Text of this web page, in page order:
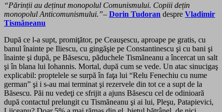
“Părinții au deținut monopolul Comunismului. Copiii dețin
monopolul Anticomunismului.”– Dorin Tudoran despre Vladimir
Tismăneanu
După ce l-a supt, promiţător, pe Ceauşescu, aproape pe gratis, cu
banul înainte pe Iliescu, cu gingăşie pe Constantinescu şi cu bani şi
înainte şi după, pe Băsescu, păduchele Tismăneanu a încercat un salt
şi în blana lui Iohannis. Mortal, după cum se vede. Un atac sinucigaş
explicabil: proptelele se surpă în faţa lui “Relu Fenechiu cu nume
german” şi i s-au mai terminat şi rezervele din tot ce a supt de la
Băsescu. Păi nu vedeţi ce sfrijit a ajuns Băsescu cel de odinioară
după contactul prelungit cu Tismăneanu şi ai lui, Pleşu, Patapievici,